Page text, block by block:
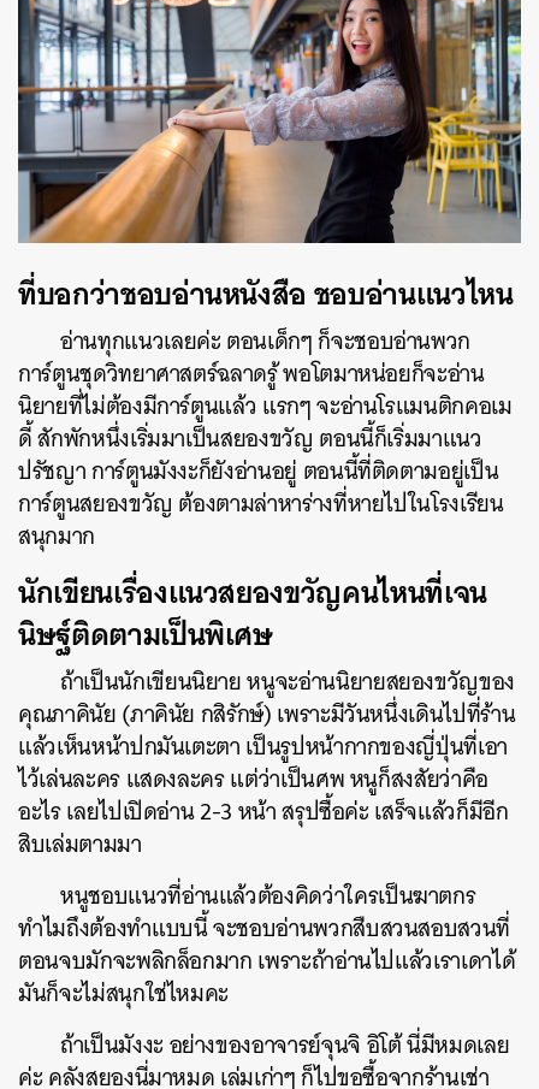
ที่บอกว่าชอบอ่านหนังสือ ชอบอ่านแนวไหน
อ่านทุกแนวเลยค่ะ ตอนเด็กๆ ก็จะชอบอ่านพวก
การ์ตูนชุดวิทยาศาสตร์ฉลาดรู้ พอโตมาหน่อยก็จะอ่าน
นิยายที่ไม่ต้องมีการ์ตูนแล้ว แรกๆ จะอ่านโรแมนติกคอเม
ดี้ สักพักหนึ่งเริ่มมาเป็นสยองขวัญ ตอนนี้ก็เริ่มมาแนว
ปรัชญา การ์ตูนมังงะก็ยังอ่านอยู่ ตอนนี้ที่ติดตามอยู่เป็น
การ์ตูนสยองขวัญ ต้องตามล่าหาร่างที่หายไปในโรงเรียน
สนุกมาก
นักเขียนเรื่องแนวสยองขวัญคนไหนที่เจน
นิษฐ์ติดตามเป็นพิเศษ
ถ้าเป็นนักเขียนนิยาย หนูจะอ่านนิยายสยองขวัญของ
คุณภาคินัย (ภาคินัย กสิรักษ์) เพราะมีวันหนึ่งเดินไปที่ร้าน
แล้วเห็นหน้าปกมันเตะตา เป็นรูปหน้ากากของญี่ปุ่นที่เอา
ไว้เล่นละคร แสดงละคร แต่ว่าเป็นศพ หนูก็สงสัยว่าคือ
อะไร เลยไปเปิดอ่าน 2-3 หน้า สรุปซื้อค่ะ เสร็จแล้วก็มีอีก
สิบเล่มตามมา
หนูชอบแนวที่อ่านแล้วต้องคิดว่าใครเป็นฆาตกร
ทำไมถึงต้องทำแบบนี้ จะชอบอ่านพวกสืบสวนสอบสวนที่
ตอนจบมักจะพลิกล็อกมาก เพราะถ้าอ่านไปแล้วเราเดาได้
มันก็จะไม่สนุกใช่ไหมคะ
ถ้าเป็นมังงะ อย่างของอาจารย์จุนจิ อิโต้ นี่มีหมดเลย
ค่ะ คลังสยองนี่มาหมด เล่มเก่าๆ ก็ไปขอซื้อจากร้านเช่า